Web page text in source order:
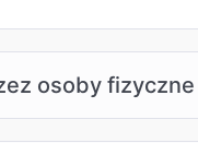
osoby fizyczne